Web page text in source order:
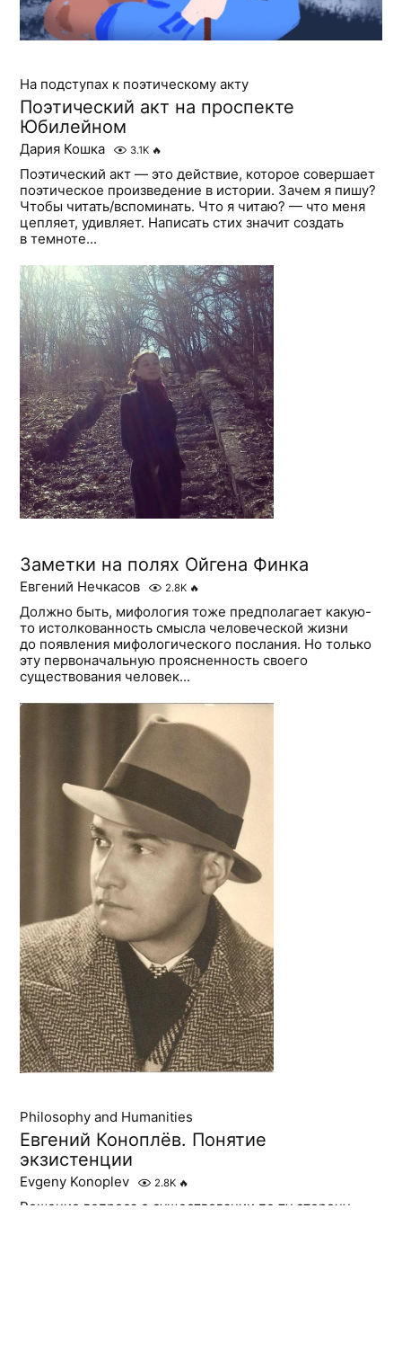
На подступах к поэтическому акту
Поэтический акт на проспекте
Юбилейном
Дария Кошка 3.1K 🔥
Поэтический акт — это действие, которое совершает
поэтическое произведение в истории. Зачем я пишу?
Чтобы читать/вспоминать. Что я читаю? — что меня
цепляет, удивляет. Написать стих значит создать
в темноте...
Заметки на полях Ойгена Финка
Евгений Нечкасов 2.8K 🔥
Должно быть, мифология тоже предполагает какую-
то истолкованность смысла человеческой жизни
до появления мифологического послания. Но только
эту первоначальную проясненность своего
существования человек...
Philosophy and Humanities
Евгений Коноплёв. Понятие
экзистенции
Evgeny Konoplev 2.8K 🔥
Решение вопроса о существовании по ту сторону